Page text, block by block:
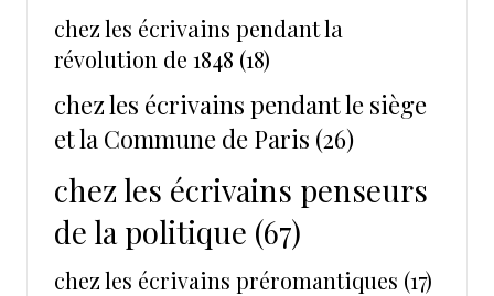
chez les écrivains pendant la
révolution de 1848 (18)
chez les écrivains pendant le siège
et la Commune de Paris (26)
chez les écrivains penseurs
de la politique (67)
chez les écrivains préromantiques (17)